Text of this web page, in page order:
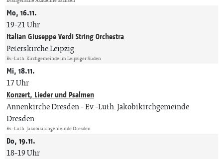
Mo, 16.11.
19-21 Uhr
Italian Giuseppe Verdi String Orchestra
Peterskirche Leipzig
Ev.-Luth. Kirchgemeinde im Leipziger Süden
Mi, 18.11.
17 Uhr
Konzert, Lieder und Psalmen
Annenkirche Dresden Ev.-Luth. Jakobikirchgemeinde
Dresden
Ev.-Luth. Jakobikirchgemeinde Dresden
Do, 19.11.
18-19 Uhr